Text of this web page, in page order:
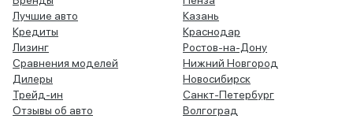
Лучшие авто
Кредиты
Лизинг
Сравнения моделей
Дилеры
Трейд-ин
Отзывы об авто
Казань
Краснодар
Ростов-на-Дону
Нижний Новгород
Новосибирск
Санкт-Петербург
Волгоград